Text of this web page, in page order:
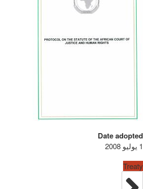
Date adopted
1 يوليو 2008
Treaty